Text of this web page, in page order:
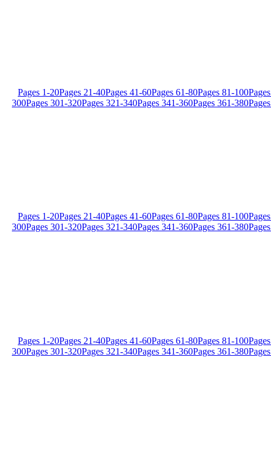
Pages 1-20Pages 21-40Pages 41-60Pages 61-80Pages 81-100Pages
300Pages 301-320Pages 321-340Pages 341-360Pages 361-380Pages
Pages 1-20Pages 21-40Pages 41-60Pages 61-80Pages 81-100Pages
300Pages 301-320Pages 321-340Pages 341-360Pages 361-380Pages
Pages 1-20Pages 21-40Pages 41-60Pages 61-80Pages 81-100Pages
300Pages 301-320Pages 321-340Pages 341-360Pages 361-380Pages